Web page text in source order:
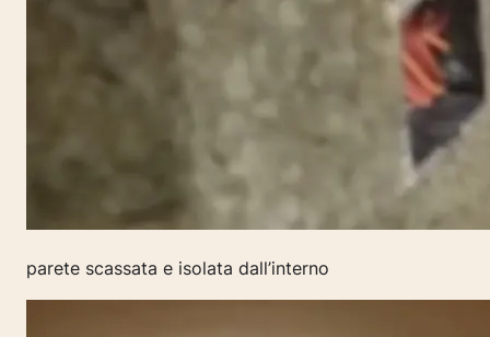
parete scassata e isolata dall’interno